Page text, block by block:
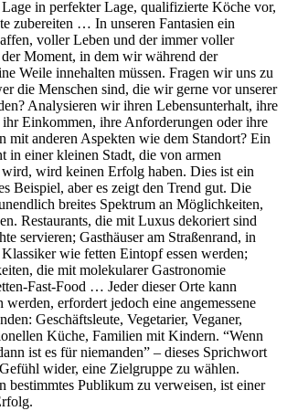
in perfekter Lage, qualifizierte Köche vor,
zubereiten … In unseren Fantasien ein
voller Leben und der immer voller
Moment, in dem wir während der
Weile innehalten müssen. Fragen wir uns zu
die Menschen sind, die wir gerne vor unserer
Analysieren wir ihren Lebensunterhalt, ihre
Einkommen, ihre Anforderungen oder ihre
mit anderen Aspekten wie dem Standort? Ein
in einer kleinen Stadt, die von armen
wird keinen Erfolg haben. Dies ist ein
Beispiel, aber es zeigt den Trend gut. Die
breites Spektrum an Möglichkeiten,
Restaurants, die mit Luxus dekoriert sind
servieren; Gasthäuser am Straßenrand, in
wie fetten Eintopf essen werden;
die mit molekularer Gastronomie
Fast-Food … Jeder dieser Orte kann
werden, erfordert jedoch eine angemessene
Geschäftsleute, Vegetarier, Veganer,
Küche, Familien mit Kindern. “Wenn
ist es für niemanden” – dieses Sprichwort
wider, eine Zielgruppe zu wählen.
bestimmtes Publikum zu verweisen, ist einer